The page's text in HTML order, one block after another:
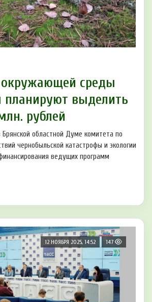
окружающей среды
выделить
рублей
областной Думе комитета по
чернобыльской катастрофы и экологии
ведущих программ
12 НОЯБРЯ 2025, 14:52 147